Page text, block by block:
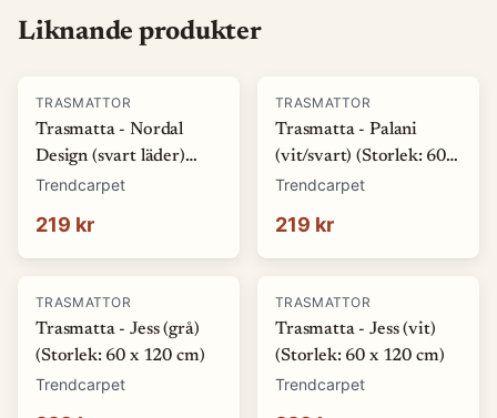
Liknande produkter
TRASMATTOR
Trasmatta - Nordal
Design (svart läder)
(Storlek: 60 x 110 cm)
Trendcarpet
219 kr
TRASMATTOR
Trasmatta - Palani
(vit/svart) (Storlek: 60 x
120 cm)
Trendcarpet
219 kr
TRASMATTOR
Trasmatta - Jess (grå)
(Storlek: 60 x 120 cm)
Trendcarpet
TRASMATTOR
Trasmatta - Jess (vit)
(Storlek: 60 x 120 cm)
Trendcarpet